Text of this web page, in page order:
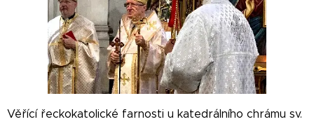
Věřící řeckokatolické farnosti u katedrálního chrámu sv.